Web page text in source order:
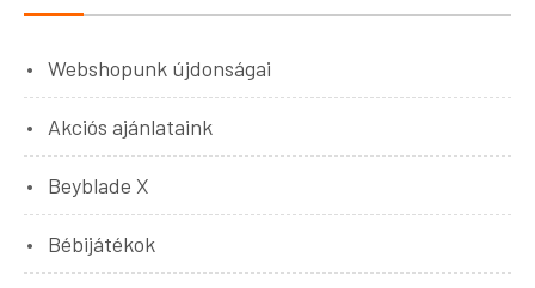
Webshopunk újdonságai
Akciós ajánlataink
Beyblade X
Bébijátékok